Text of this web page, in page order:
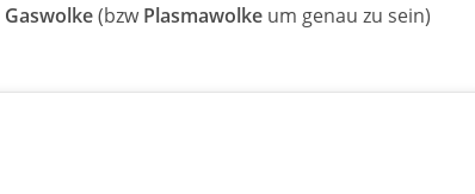
Gaswolke(bzwPlasmawolke um genau zu sein)